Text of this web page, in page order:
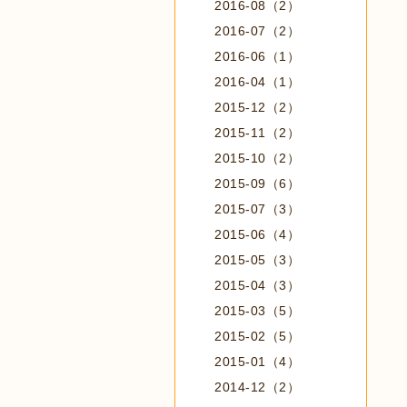
2016-08（2）
2016-07（2）
2016-06（1）
2016-04（1）
2015-12（2）
2015-11（2）
2015-10（2）
2015-09（6）
2015-07（3）
2015-06（4）
2015-05（3）
2015-04（3）
2015-03（5）
2015-02（5）
2015-01（4）
2014-12（2）